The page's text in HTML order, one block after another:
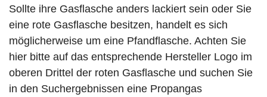
Sollte ihre Gasflasche anders lackiert sein oder Sie
eine rote Gasflasche besitzen, handelt es sich
möglicherweise um eine Pfandflasche. Achten Sie
hier bitte auf das entsprechende Hersteller Logo im
oberen Drittel der roten Gasflasche und suchen Sie
in den Suchergebnissen eine Propangas